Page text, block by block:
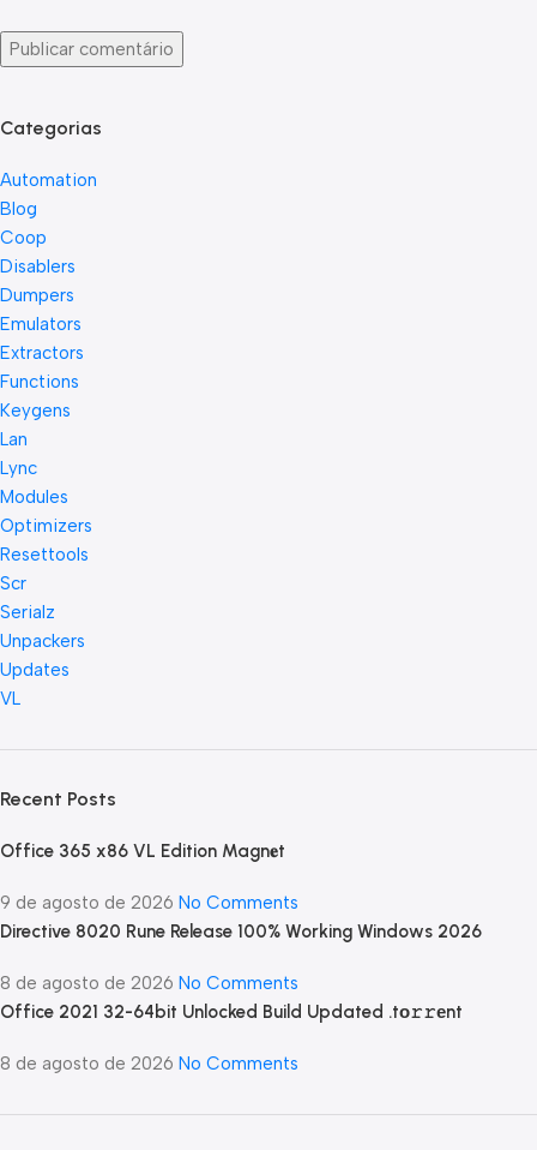
Categorias
Automation
Blog
Coop
Disablers
Dumpers
Emulators
Extractors
Functions
Keygens
Lan
Lync
Modules
Optimizers
Resettools
Scr
Serialz
Unpackers
Updates
VL
Recent Posts
Office 365 x86 VL Edition Magn𝐞t
9 de agosto de 2026 No Comments
Directive 8020 Rune Release 100% Working Windows 2026
8 de agosto de 2026 No Comments
Office 2021 32-64bit Unlocked Build Updated .tо𝚛𝚛еnt
8 de agosto de 2026 No Comments